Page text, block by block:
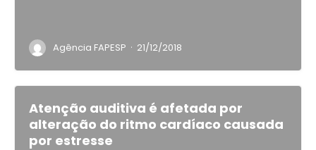
Agência FAPESP · 21/12/2018
Atenção auditiva é afetada por
alteração do ritmo cardíaco causada
por estresse